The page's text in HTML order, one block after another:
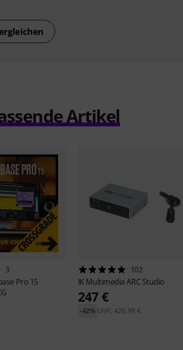
Artikel
3
Pro 15
102
IK MultimediaARC Studio
247 €
UVP: 426,99 €
-42%